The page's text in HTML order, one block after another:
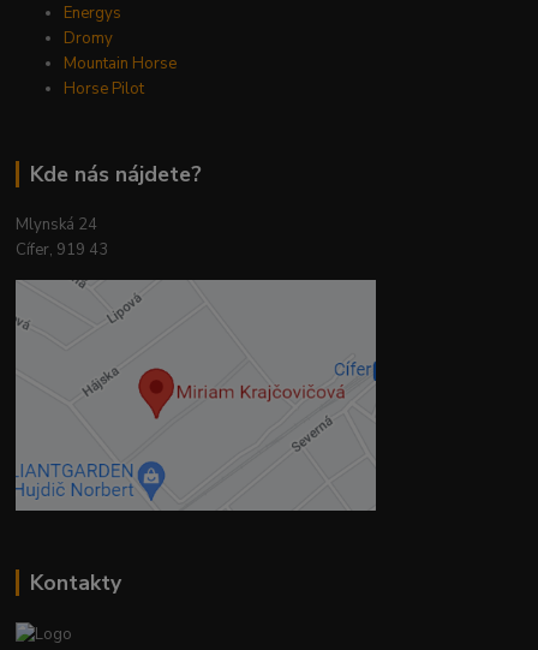
Energys
Dromy
Mountain Horse
Horse Pilot
Kde nás nájdete?
Mlynská 24
Cífer, 919 43
Kontakty